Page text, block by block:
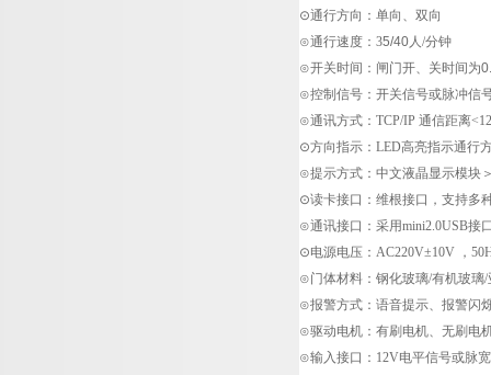
⊙通行方向：单向、双向
⊙通行速度： 35/40人/分钟
⊙开关时间：闸门开、关时间为
⊙控制信号：开关信号或脉冲信
⊙通讯方式： TCP/IP 通信距离
⊙方向指示： LED高亮指示通行
⊙提示方式：中文液晶显示模块
⊙读卡接口：维根接口，支持多
⊙通讯接口：采用mini2.0USB接
⊙电源电压： AC220V±10V ，
⊙门体材料：钢化玻璃/有机玻璃/
⊙报警方式：语音提示、报警闪
⊙驱动电机：有刷电机、无刷电
⊙输入接口： 12V电平信号或脉